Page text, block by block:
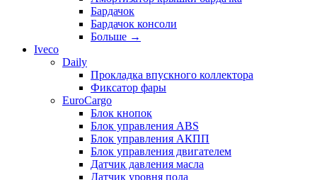
Бардачок
Бардачок консоли
Больше →
Iveco
Daily
Прокладка впускного коллектора
Фиксатор фары
EuroCargo
Блок кнопок
Блок управления ABS
Блок управления АКПП
Блок управления двигателем
Датчик давления масла
Датчик уровня пола